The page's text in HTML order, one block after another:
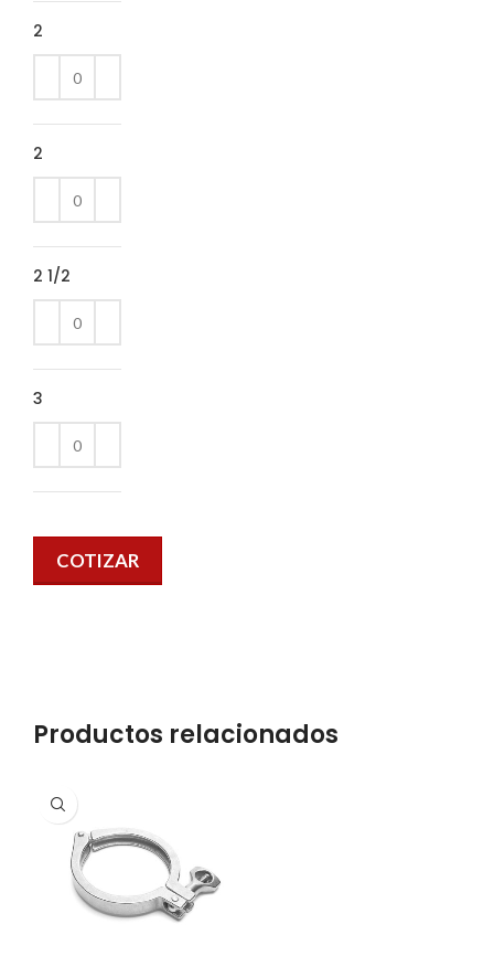
2
2
2 1/2
3
COTIZAR
Productos relacionados